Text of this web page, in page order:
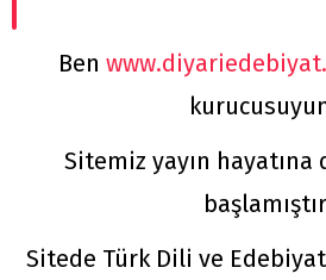
Ben
Sitemiz yayın hayatına
Sitede Türk Dili ve